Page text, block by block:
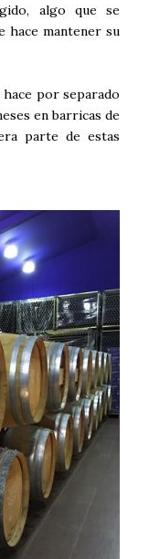
algo que se
hace mantener su
hace por separado
en barricas de
parte de estas